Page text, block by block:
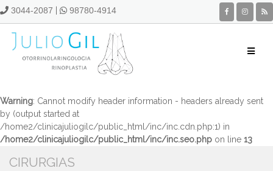
3044-2087 98780-4914
Warning: Cannot modify header information - headers already sent
by (output started at
/home2/clinicajuliogilc/public_html/inc/inc.cdn.php:1) in
/home2/clinicajuliogilc/public_html/inc/inc.seo.php on line 13
CIRURGIAS